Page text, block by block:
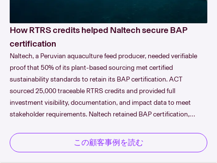
How RTRS credits helped Naltech secure BAP
certification
Naltech, a Peruvian aquaculture feed producer, needed verifiable
proof that 50% of its plant-based sourcing met certified
sustainability standards to retain its BAP certification. ACT
sourced 25,000 traceable RTRS credits and provided full
investment visibility, documentation, and impact data to meet
stakeholder requirements. Naltech retained BAP certification,
credible, auditable partner across responsible aquaculture supply
chains.
この顧客事例を読む